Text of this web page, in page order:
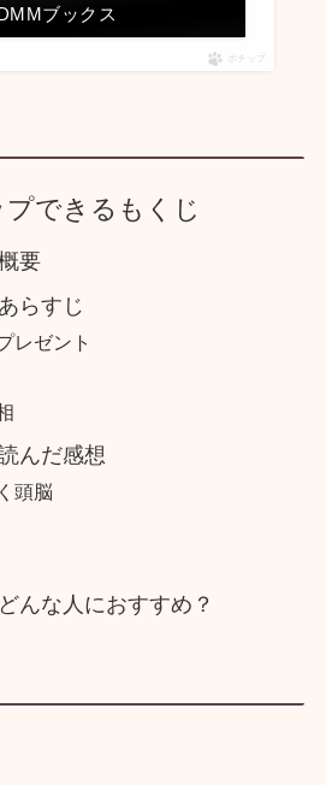
ブックス
ポチップ
プできるもくじ
要
らすじ
レゼント
んだ感想
頭脳
んな人におすすめ？